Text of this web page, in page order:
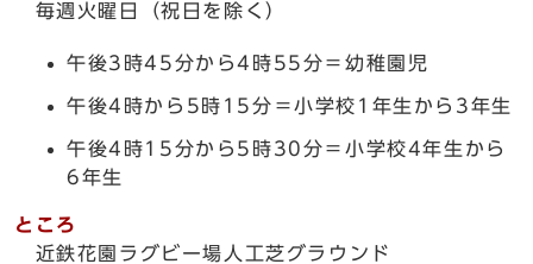
毎週火曜日（祝日を除く）
午後3時45分から4時55分＝幼稚園児
午後4時から5時15分＝小学校1年生から3年生
午後4時15分から5時30分＝小学校4年生から
6年生
ところ
近鉄花園ラグビー場人工芝グラウンド